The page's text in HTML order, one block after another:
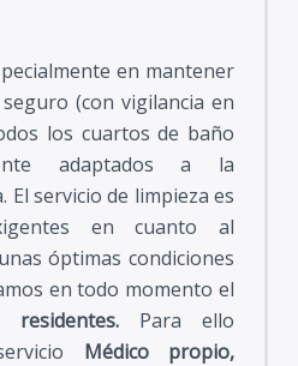
en mantener
(con vigilancia en
los cuartos de baño
adaptados a la
El servicio de limpieza es
en cuanto al
óptimas condiciones
en todo momento el
Para ello
Médico propio,